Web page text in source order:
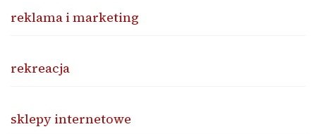
reklama i marketing
rekreacja
sklepy internetowe